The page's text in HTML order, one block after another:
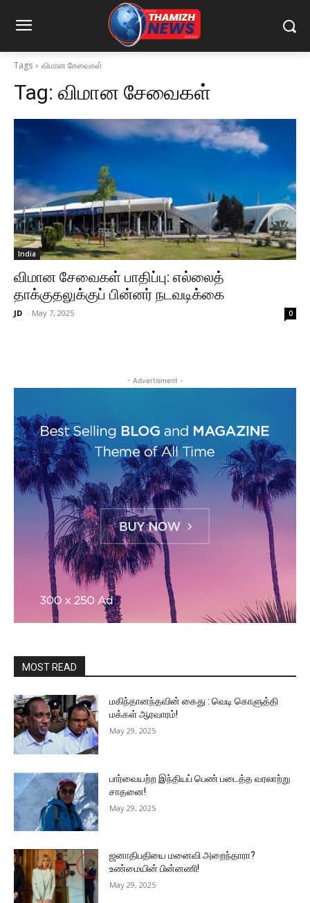
Tags விமான சேவைகள்
Tag: விமான சேவைகள்
India
விமான சேவைகள் பாதிப்பு: எல்லைத்
தாக்குதலுக்குப் பின்னர் நடவடிக்கை
JD - May 7, 2025 0
- Advertisment -
MOST READ
மகிந்தானந்தவின் கைது : வெடி கொளுத்தி
மக்கள் ஆரவாரம்!
May 29, 2025
பார்வையற்ற இந்தியப் பெண் படைத்த வரலாற்று
சாதனை!
May 29, 2025
ஜனாதிபதியை மனைவி அறைந்தாரா?
உண்மையின் பின்னணி!
May 29, 2025